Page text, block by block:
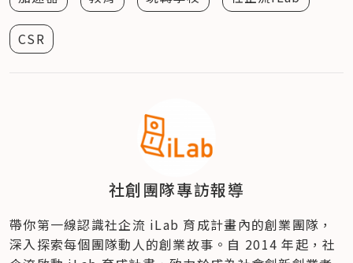
CSR
社創團隊專訪報導
帶你第一線認識社企流 iLab 育成計畫內的創業團隊，
深入探索每個團隊動人的創業故事。自 2014 年起，社